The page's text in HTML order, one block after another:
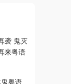
袭 鬼灭
来粤语
粤语